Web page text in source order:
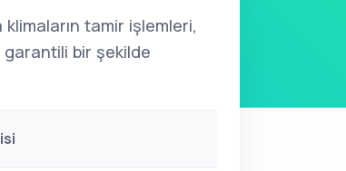
klimaların tamir işlemleri,
bir şekilde